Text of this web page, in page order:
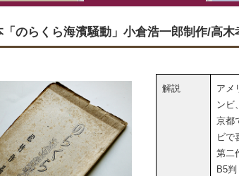
「のらくら海濱騒動」小倉浩一郎制作/
解説
アメ
ンビ
京都
ビで
第二
B5